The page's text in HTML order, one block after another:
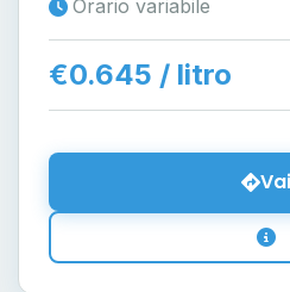
Orario variabile
€0.645 / litro
Vai